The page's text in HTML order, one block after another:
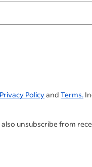
Privacy Policyand Terms.
also unsubscribe from